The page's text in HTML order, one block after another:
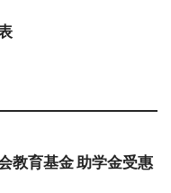
教育基金 助学金受惠